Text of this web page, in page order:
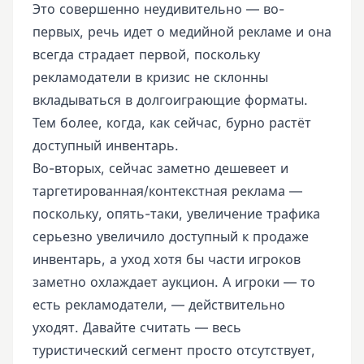
Это совершенно неудивительно — во-
первых, речь идет о медийной рекламе и она
всегда страдает первой, поскольку
рекламодатели в кризис не склонны
вкладываться в долгоиграющие форматы.
Тем более, когда, как сейчас, бурно растёт
доступный инвентарь.
Во-вторых, сейчас заметно дешевеет и
таргетированная/контекстная реклама —
поскольку, опять-таки, увеличение трафика
серьезно увеличило доступный к продаже
инвентарь, а уход хотя бы части игроков
заметно охлаждает аукцион. А игроки — то
есть рекламодатели, — действительно
уходят. Давайте считать — весь
туристический сегмент просто отсутствует,